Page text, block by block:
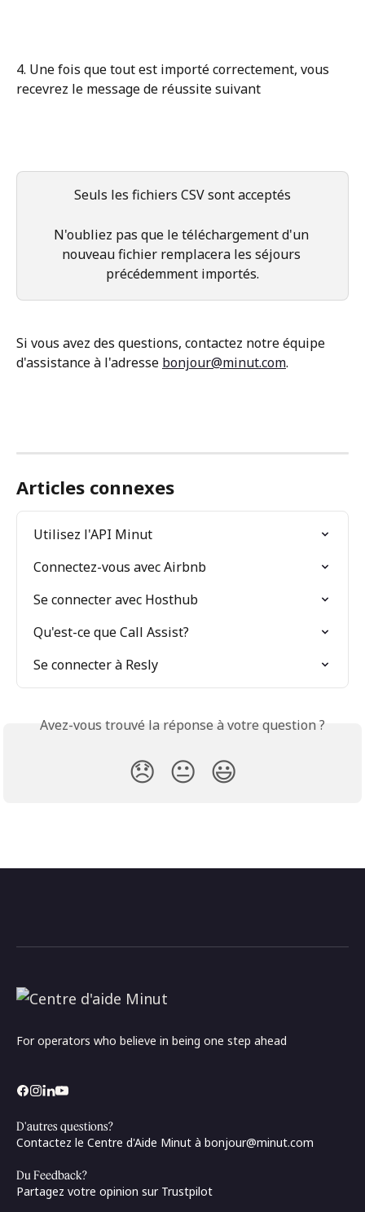
4. Une fois que tout est importé correctement, vous
recevrez le message de réussite suivant
Seuls les fichiers CSV sont acceptés
N'oubliez pas que le téléchargement d'un
nouveau fichier remplacera les séjours
précédemment importés.
Si vous avez des questions, contactez notre équipe
d'assistance à l'adresse bonjour@minut.com.
Articles connexes
Utilisez l'API Minut
Connectez-vous avec Airbnb
Se connecter avec Hosthub
Qu'est-ce que Call Assist?
Se connecter à Resly
Avez-vous trouvé la réponse à votre question ?
😞 😐 😃
For operators who believe in being one step ahead
D'autres questions?
Contactez le Centre d'Aide Minut à bonjour@minut.com
Du Feedback?
Partagez votre opinion sur Trustpilot